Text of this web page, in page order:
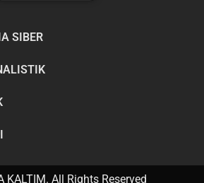
SIBER
KALTIM. All Rights Reserved